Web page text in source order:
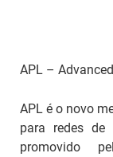
APL –
APL é o novo
para redes
promovido